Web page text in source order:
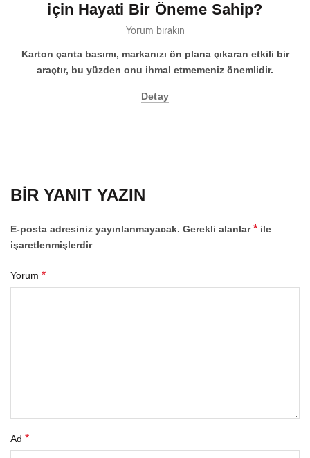
için Hayati Bir Öneme Sahip?
Yorum bırakın
Karton çanta basımı, markanızı ön plana çıkaran etkili bir
araçtır, bu yüzden onu ihmal etmemeniz önemlidir.
Detay
BIR YANIT YAZIN
E-posta adresiniz yayınlanmayacak. Gerekli alanlar* ile
işaretlenmişlerdir
Yorum *
Ad *